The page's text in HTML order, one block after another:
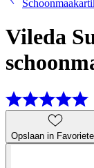
Vileda
Opslaan in